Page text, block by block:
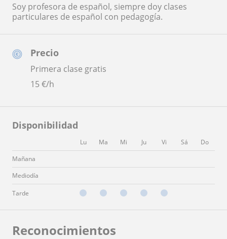
Precio
Primera clase gratis
15€/h
Disponibilidad
Lu Ma Mi Ju Vi Sá
Do
Mañana
Mediodía
Tarde
Soy profesora de español, siempre doy clases
particulares de español con pedagogía.
Reconocimientos